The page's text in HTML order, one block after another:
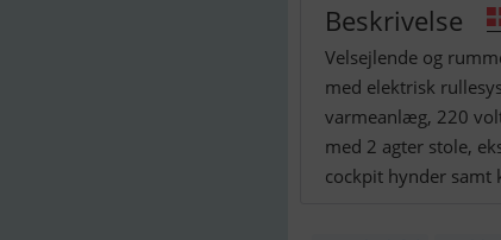
Beskrivelse
Velsejlende og
med elektrisk
varmeanlæg, 220
med 2 agter stole,
cockpit hynder samt